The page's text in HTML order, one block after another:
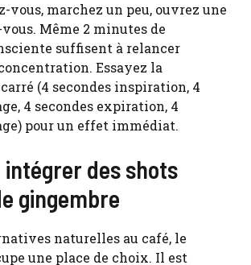
vous, marchez un peu, ouvrez une
Même 2 minutes de
suffisent à relancer
Essayez la
(4 secondes inspiration, 4
4 secondes expiration, 4
pour un effet immédiat.
intégrer des shots
gingembre
naturelles au café, le
une place de choix. Il est